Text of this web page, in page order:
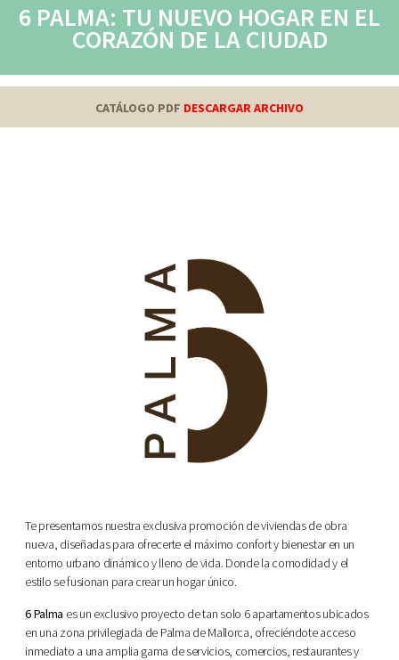
6 PALMA: TU NUEVO HOGAR EN EL
CORAZÓN DE LA CIUDAD
CATÁLOGO PDF DESCARGAR ARCHIVO
Te presentamos nuestra exclusiva promoción de viviendas de obra
nueva, diseñadas para ofrecerte el máximo confort y bienestar en un
entorno urbano dinámico y lleno de vida. Donde la comodidad y el
estilo se fusionan para crear un hogar único.
6 Palma es un exclusivo proyecto de tan solo 6 apartamentos ubicados
en una zona privilegiada de Palma de Mallorca, ofreciéndote acceso
inmediato a una amplia gama de servicios, comercios, restaurantes y